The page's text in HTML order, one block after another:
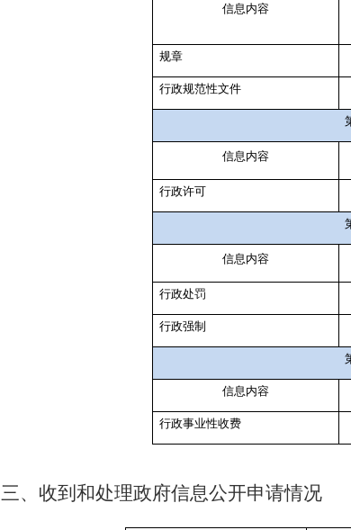
信息内容
规章
行政规范性文件
信息内容
行政许可
信息内容
行政处罚
行政强制
信息内容
行政事业性收费
三、收到和处理政府信息公开申请情况